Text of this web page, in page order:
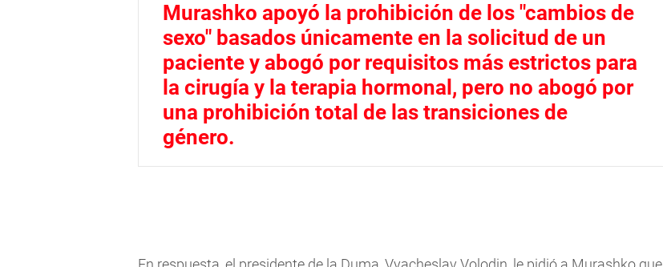
Murashko apoyó la prohibición de los "cambios de
sexo" basados únicamente en la solicitud de un
paciente y abogó por requisitos más estrictos para
la cirugía y la terapia hormonal, pero no abogó por
una prohibición total de las transiciones de
género.